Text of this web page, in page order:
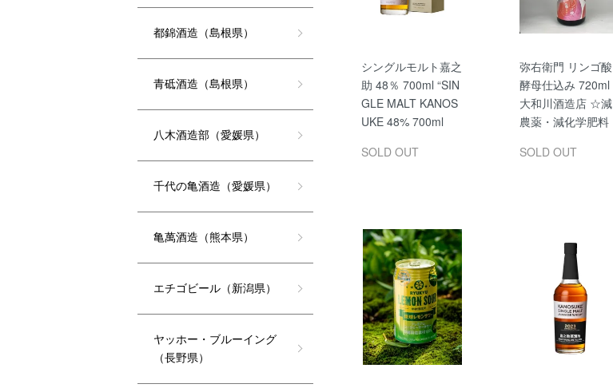
シングルモルト嘉之
助 48％ 700ml “SIN
GLE MALT KANOS
UKE 48% 700ml
SOLD OUT
弥右衛門 リンゴ酸
酵母仕込み 720ml
大和川酒造店 ☆減
農薬・減化学肥料
SOLD OUT
都錦酒造（島根県）
青砥酒造（島根県）
八木酒造部（愛媛県）
千代の亀酒造（愛媛県）
亀萬酒造（熊本県）
エチゴビール（新潟県）
ヤッホー・ブルーイング
（長野県）